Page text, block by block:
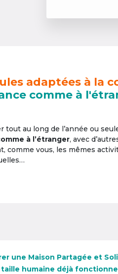
adaptées à la
comme à
tout au long de l’année ou
à l’étranger, avec
comme vous, les mêmes
une Maison Partagée et
taille humaine déjà